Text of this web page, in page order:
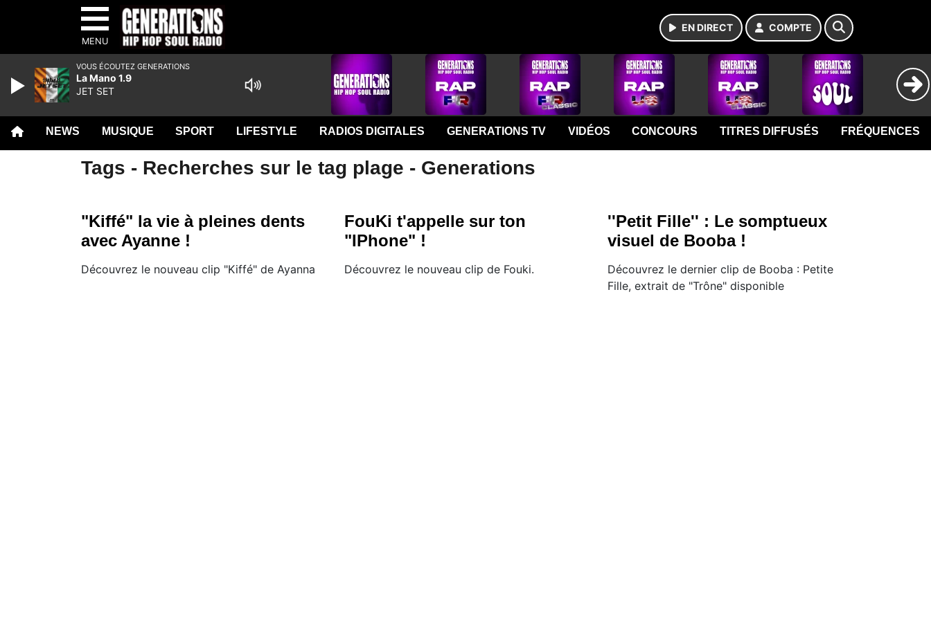
MENU
EN DIRECT COMPTE
NEWS MUSIQUE SPORT LIFESTYLE RADIOS DIGITALES GENERATIONS TV VIDÉOS CONCOURS TITRES DIFFUSÉS FRÉQUENCES
Tags - Recherches sur le tag plage - Generations
"Kiffé" la vie à pleines dents
avec Ayanne !
Découvrez le nouveau clip "Kiffé" de Ayanna
FouKi t'appelle sur ton
"IPhone" !
Découvrez le nouveau clip de Fouki.
''Petit Fille'' : Le somptueux
visuel de Booba !
Découvrez le dernier clip de Booba : Petite
Fille, extrait de "Trône" disponible
VOUS ÉCOUTEZ GENERATIONS
La Mano 1.9
JET SET